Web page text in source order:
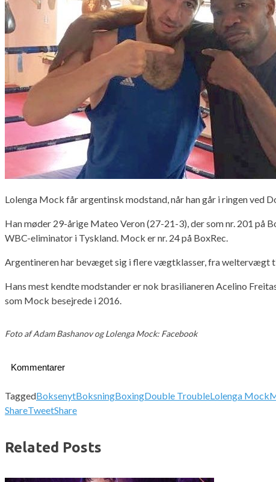
Lolenga Mock får argentinsk modstand, når han går i ringen ved
Han møder 29-årige Mateo Veron (27-21-3), der som nr. 201 på
WBC-eliminator i Tyskland. Mock er nr. 24 på BoxRec.
Argentineren har bevæget sig i flere vægtklasser, fra weltervægt
Hans mest kendte modstander er nok brasilianeren Acelino
som Mock besejrede i 2016.
Foto af Adam Bashanov og Lolenga Mock: Facebook
Kommentarer
TaggedBoksenytBoksningBoxingDouble TroubleLolenga Mock
ShareTweetShare
Related Posts